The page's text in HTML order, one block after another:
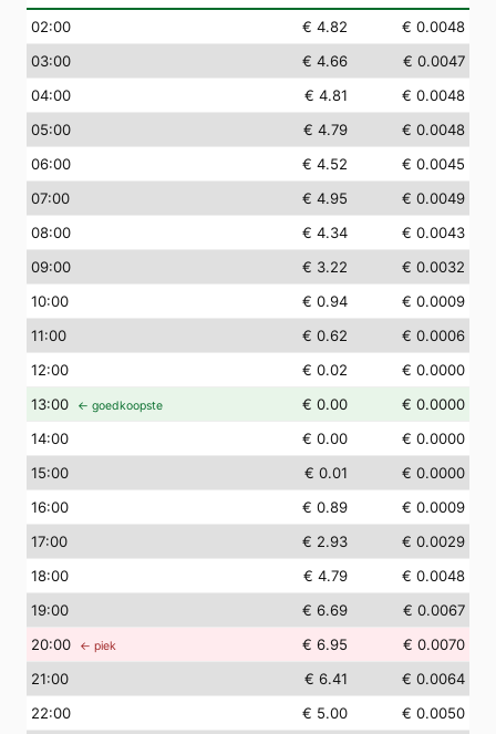
02:00 € 4.82
€ 0.0048
03:00 € 4.66
€ 0.0047
04:00 € 4.81
€ 0.0048
05:00 € 4.79
€ 0.0048
06:00 € 4.52
€ 0.0045
07:00 € 4.95
€ 0.0049
08:00 € 4.34
€ 0.0043
09:00 € 3.22
€ 0.0032
10:00 € 0.94
€ 0.0009
11:00 € 0.62
€ 0.0006
12:00 € 0.02
€ 0.0000
13:00 ← goedkoopste € 0.00
€ 0.0000
14:00 € 0.00
€ 0.0000
15:00 € 0.01
€ 0.0000
16:00 € 0.89
€ 0.0009
17:00 € 2.93
€ 0.0029
18:00 € 4.79
€ 0.0048
19:00 € 6.69
€ 0.0067
20:00 ← piek € 6.95
€ 0.0070
21:00 € 6.41
€ 0.0064
22:00 € 5.00
€ 0.0050